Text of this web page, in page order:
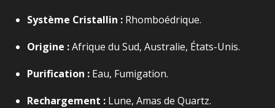
Système Cristallin : Rhomboédrique.
Origine :Afrique du Sud, Australie, États-Unis.
Purification : Eau, Fumigation.
Rechargement : Lune, Amas de Quartz.